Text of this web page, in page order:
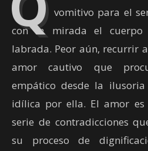
vomitivo para el
con la mirada el
labrada. Peor aún, recurrir
amor cautivo que
empático desde la
idílica por ella. El amor
serie de contradicciones
su proceso de